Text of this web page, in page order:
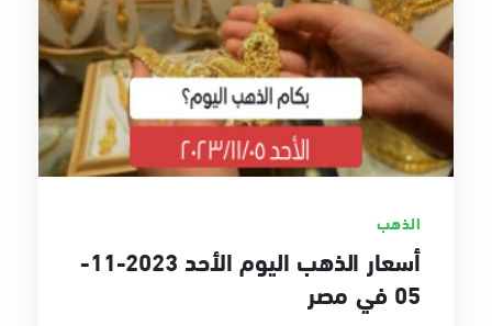
الذهب
أسعار الذهب اليوم الأحد 2023-11-
05 في مصر